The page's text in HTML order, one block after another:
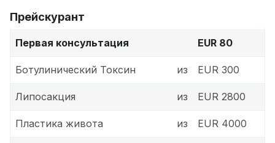
Прейскурант
Первая консультация EUR 80
Ботулинический Токсин из EUR 300
Липосакция из EUR 2800
Пластика живота из EUR 4000